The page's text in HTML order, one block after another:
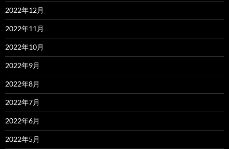
2022年12月
2022年11月
2022年10月
2022年9月
2022年8月
2022年7月
2022年6月
2022年5月